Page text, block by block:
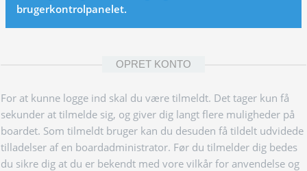
brugerkontrolpanelet.
OPRET KONTO
For at kunne logge ind skal du være tilmeldt. Det tager kun få
sekunder at tilmelde sig, og giver dig langt flere muligheder på
boardet. Som tilmeldt bruger kan du desuden få tildelt udvidede
tilladelser af en boardadministrator. Før du tilmelder dig bedes
du sikre dig at du er bekendt med vore vilkår for anvendelse og